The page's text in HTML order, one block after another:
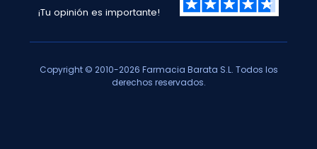
¡Tu opinión es importante!
Copyright © 2010-2026 Farmacia Barata S.L. Todos los
derechos reservados.